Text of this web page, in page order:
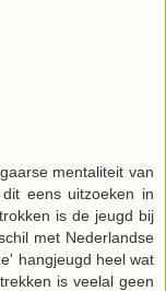
mentaliteit van
eens uitzoeken in
is de jeugd bij
met Nederlandse
hangjeugd heel wat
is veelal geen